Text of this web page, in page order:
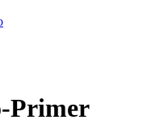
Primer